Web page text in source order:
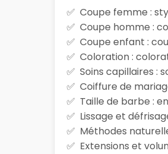
Coupe femme :
Coupe homme :
Coupe enfant :
Coloration :
Soins capillaires :
Coiffure de
Taille de barbe :
Lissage et
Méthodes
Extensions et